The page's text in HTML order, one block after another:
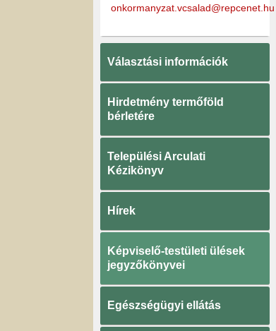
onkormanyzat.vcsalad@repcenet.hu
Választási információk
Hirdetmény termőföld
bérletére
Települési Arculati
Kézikönyv
Hírek
Képviselő-testületi ülések
jegyzőkönyvei
Egészségügyi ellátás